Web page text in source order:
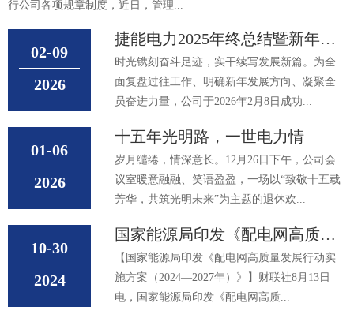
行公司各项规章制度，近日，管理...
02-09
2026
捷能电力2025年终总结暨新年工
作计划会议圆满落幕
时光镌刻奋斗足迹，实干续写发展新篇。为全
面复盘过往工作、明确新年发展方向、凝聚全
员奋进力量，公司于2026年2月8日成功...
01-06
2026
十五年光明路，一世电力情
岁月缱绻，情深意长。12月26日下午，公司会
议室暖意融融、笑语盈盈，一场以“致敬十五载
芳华，共筑光明未来”为主题的退休欢...
10-30
2024
国家能源局印发《配电网高质量
发展行动实施方案(2024—20
【国家能源局印发《配电网高质量发展行动实
施方案（2024—2027年）》】财联社8月13日
电，国家能源局印发《配电网高质...